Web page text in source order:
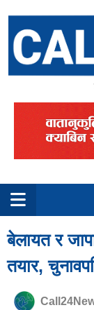
content
बेलायत र
तयार,